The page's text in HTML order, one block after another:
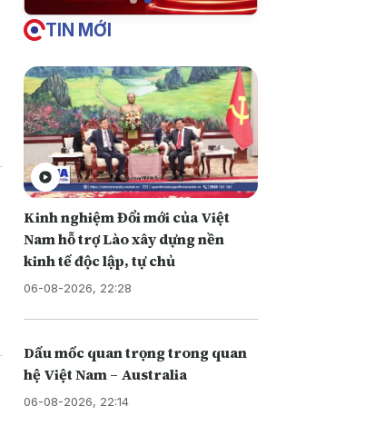
TIN MỚI
Kinh nghiệm Đổi mới của Việt
Nam hỗ trợ Lào xây dựng nền
kinh tế độc lập, tự chủ
06-08-2026, 22:28
Dấu mốc quan trọng trong quan
hệ Việt Nam – Australia
06-08-2026, 22:14